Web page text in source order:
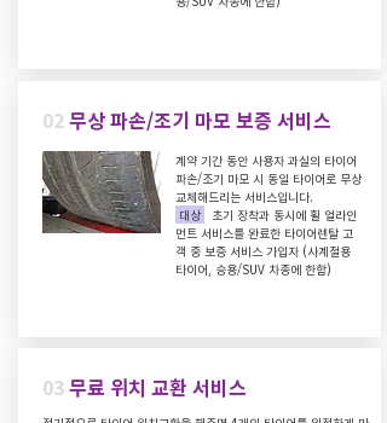
02무상 파손/조기 마모 보증 서비스
계약 기간 동안 사용자 과실의 타이어
파손/조기 마모 시 동일 타이어로 무상
교체해드리는 서비스입니다.
대상
초기 장착과 동시에 휠 얼라인
먼트 서비스를 완료한 타이어렌탈 고
객 중 보증 서비스 가입자 (사계절용
타이어, 승용/SUV 차종에 한함)
03무료 위치 교환 서비스